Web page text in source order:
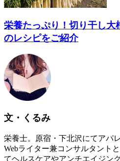
栄養たっぷり！切り干し大
のレシピをご紹介
文・くるみ
栄養士。原宿・下北沢にてアパ
Webライター兼コンサルタント
てヘルスケアやアンチエイジン